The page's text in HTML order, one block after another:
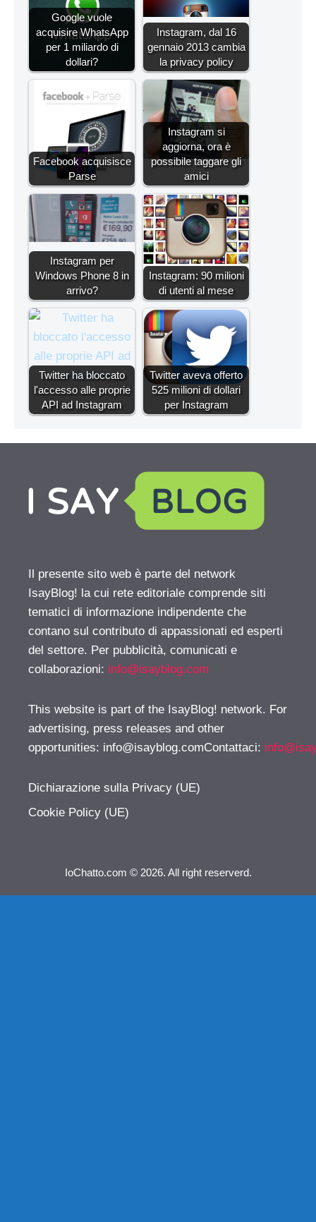
Google vuole
acquisire WhatsApp
per 1 miliardo di
dollari?
Instagram, dal 16
gennaio 2013 cambia
la privacy policy
Facebook acquisisce
Parse
Instagram si
aggiorna, ora è
possibile taggare gli
amici
Instagram per
Windows Phone 8 in
arrivo?
Instagram: 90 milioni
di utenti al mese
Twitter ha bloccato
l'accesso alle proprie
API ad Instagram
Twitter aveva offerto
525 milioni di dollari
per Instagram
Il presente sito web è parte del network
IsayBlog! la cui rete editoriale comprende siti
tematici di informazione indipendente che
contano sul contributo di appassionati ed esperti
del settore. Per pubblicità, comunicati e
collaborazioni: info@isayblog.com
This website is part of the IsayBlog! network. For
advertising, press releases and other
opportunities: info@isayblog.comContattaci:
Dichiarazione sulla Privacy (UE)
Cookie Policy (UE)
IoChatto.com © 2026. All right reserverd.